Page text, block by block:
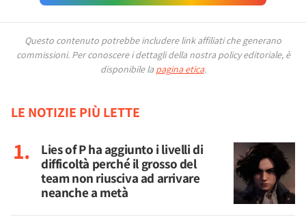
Questo contenuto potrebbe includere link affiliati che generano
commissioni. Per conoscere i dettagli della nostra policy editoriale, è
disponibile la pagina etica.
LE NOTIZIE PIÙ LETTE
Lies of P ha aggiunto i livelli di
difficoltà perché il grosso del
team non riusciva ad arrivare
neanche a metà